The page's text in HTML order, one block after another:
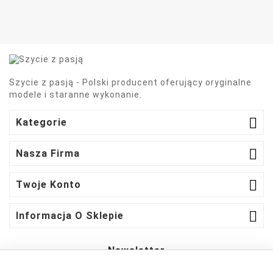
Szycie z pasją - Polski producent oferujący oryginalne
modele i staranne wykonanie.
Kategorie 
Nasza Firma 
Twoje Konto 
Informacja O Sklepie 
Newsletter